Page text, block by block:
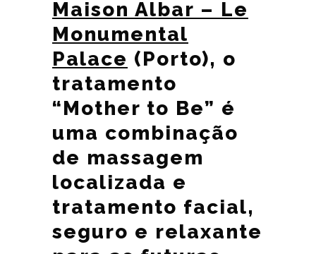
Maison Albar – Le
Monumental
Palace (Porto), o
tratamento
“Mother to Be” é
uma combinação
de massagem
localizada e
tratamento facial,
seguro e relaxante